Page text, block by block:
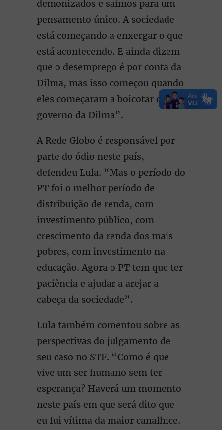
demonizados e saímos para um
pensamento único. A sociedade
está começando a enxergar o que
está acontecendo. E ainda dizem
que o desemprego é por conta da
Dilma, mas isso começou quando
eles começaram a boicotar o
governo da Dilma”.
A Rede Globo é responsável por
parte do ódio neste país,
defendeu Lula. “Mas o período do
PT foi o melhor período de
distribuição de renda, com
investimento público, com
crescimento da renda dos mais
pobres, com investimento na
educação. Agora o PT tem que ter
paciência e ajudar a arejar a
cabeça da sociedade”.
Lula também comentou sobre as
perspectivas do julgamento de
seu caso no STF. “Como é que
vive um ser humano sem ter
esperança? Haverá um momento
neste país em que será dito que
eu fui vítima da maior canalhice.